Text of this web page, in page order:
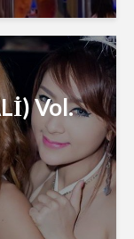
Vol.